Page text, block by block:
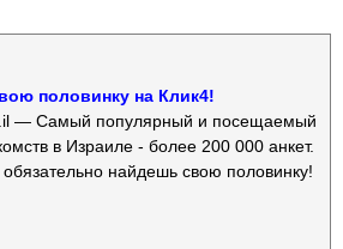
половинку на Клик4!
— Самый популярный и посещаемый
в Израиле - более 200 000 анкет.
найдешь свою половинку!